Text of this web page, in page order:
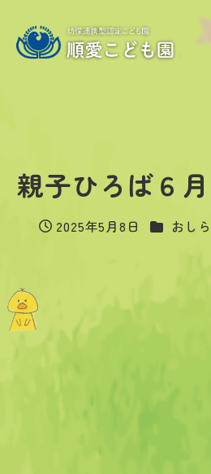
親子ひろば６
投稿日
2025年5月8日 カテゴリ
おし